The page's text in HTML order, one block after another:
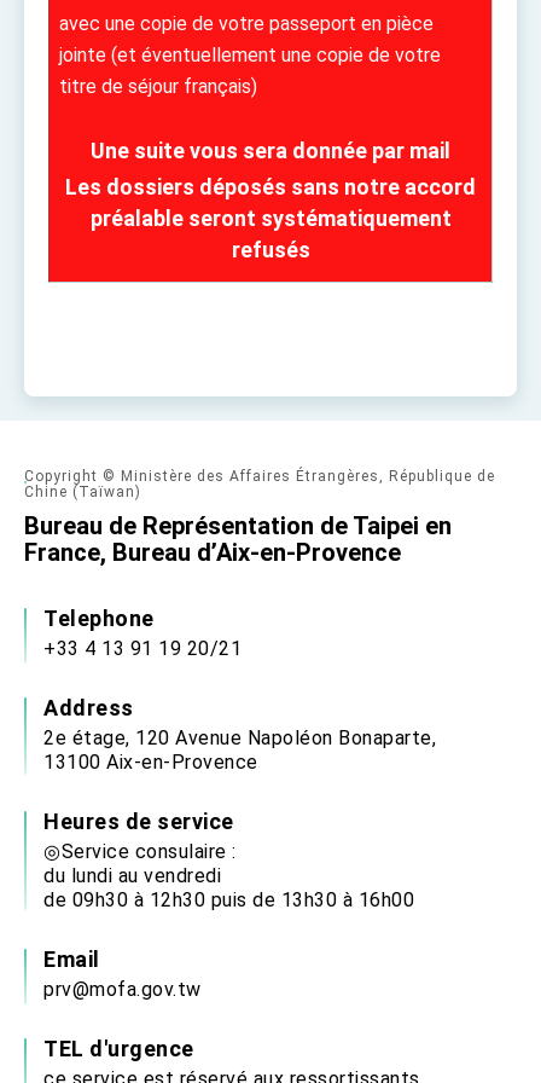
Taiwan government to open office in Arizona,
advancing Taiwan-US exchanges and
avec une copie de votre passeport en pièce
jointe (et éventuellement une copie de votre
titre de séjour français)
Une suite vous sera donnée par mail
Les dossiers déposés sans notre accord
préalable seront systématiquement
refusés
Copyright © Ministère des Affaires Étrangères, République de
Chine (Taïwan)
Bureau de Représentation de Taipei en
France, Bureau d’Aix-en-Provence
Telephone
+33 4 13 91 19 20/21
Address
2e étage, 120 Avenue Napoléon Bonaparte,
13100 Aix-en-Provence
Heures de service
◎Service consulaire :
du lundi au vendredi
de 09h30 à 12h30 puis de 13h30 à 16h00
Email
prv@mofa.gov.tw
TEL d'urgence
ce service est réservé aux ressortissants